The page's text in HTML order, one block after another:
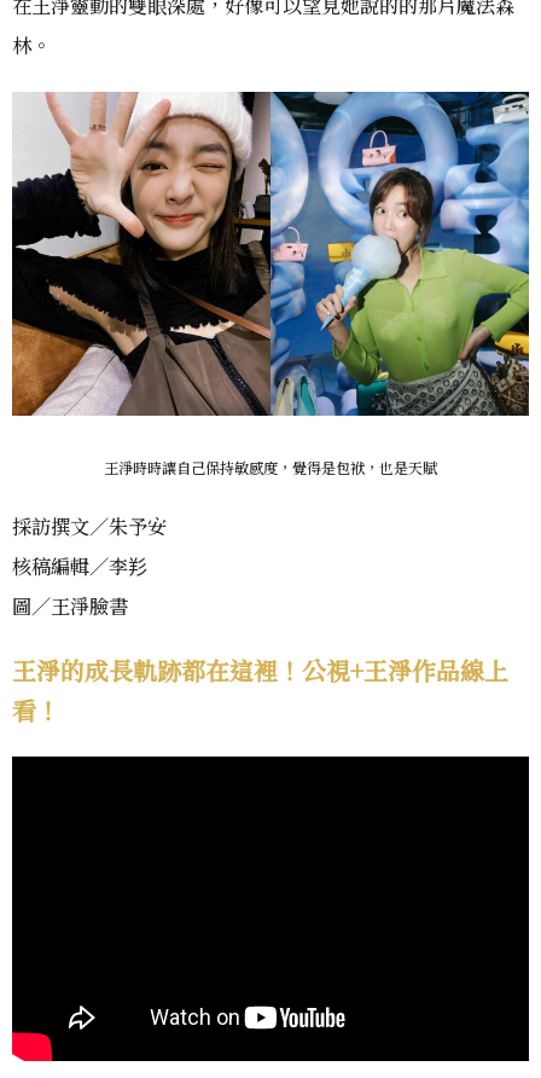
林。
王淨時時讓自己保持敏感度，覺得是包袱，也是天賦
採訪撰文／朱予安
核稿編輯／李羏
圖／王淨臉書
王淨的成長軌跡都在這裡！公視+王淨作品線上
看！